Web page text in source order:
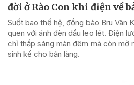
đời ở Rào Con khi điện về
Suốt bao thế hệ, đồng bào Bru Vân
quen với ánh đèn dầu leo lét. Điện
chỉ thắp sáng màn đêm mà còn mở
sinh kế cho bản làng.